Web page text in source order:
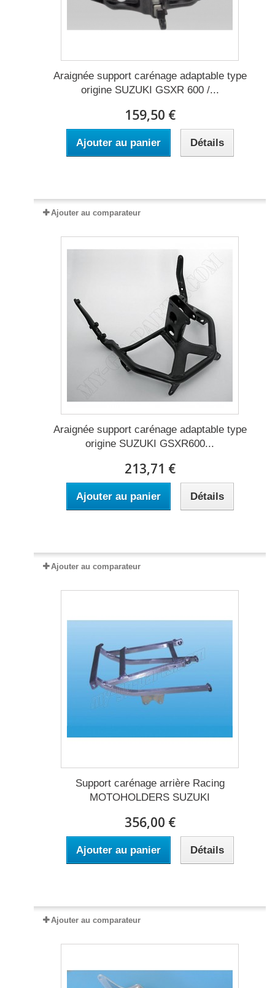
Araignée support carénage adaptable type
origine SUZUKI GSXR 600 /...
159,50 €
Ajouter au panier Détails
Ajouter au comparateur
Araignée support carénage adaptable type
origine SUZUKI GSXR600...
213,71 €
Ajouter au panier Détails
Ajouter au comparateur
Support carénage arrière Racing
MOTOHOLDERS SUZUKI
356,00 €
Ajouter au panier Détails
Ajouter au comparateur